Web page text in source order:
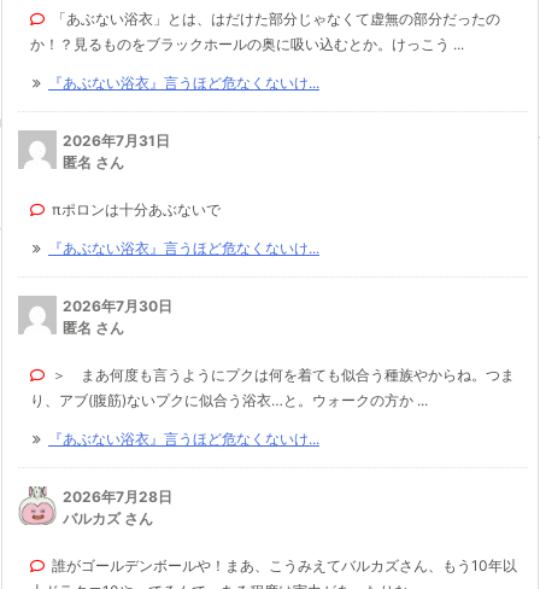
「あぶない浴衣」とは、はだけた部分じゃなくて虚無の部分だったの
か！？見るものをブラックホールの奥に吸い込むとか。けっこう ...
『あぶない浴衣』言うほど危なくないけ...
2026年7月31日
匿名 さん
πポロンは十分あぶないで
『あぶない浴衣』言うほど危なくないけ...
2026年7月30日
匿名 さん
＞ まあ何度も言うようにプクは何を着ても似合う種族やからね。つま
り、アブ(腹筋)ないプクに似合う浴衣…と。ウォークの方か ...
『あぶない浴衣』言うほど危なくないけ...
2026年7月28日
バルカズ さん
誰がゴールデンボールや！まあ、こうみえてバルカズさん、もう10年以